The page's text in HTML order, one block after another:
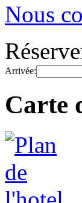
Nous
Arrivée:
Carte